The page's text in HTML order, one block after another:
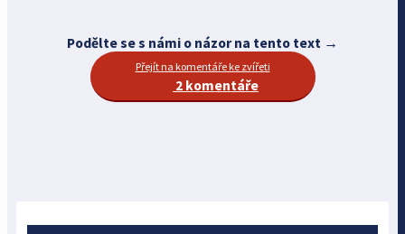
Podělte se s námi o názor na tento text →
Přejít na komentáře ke zvířeti
2 komentáře